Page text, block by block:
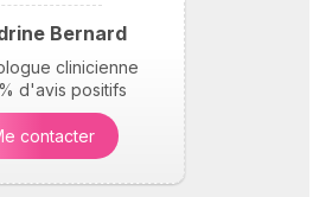
Bernard
clinicienne
d'avis positifs
contacter